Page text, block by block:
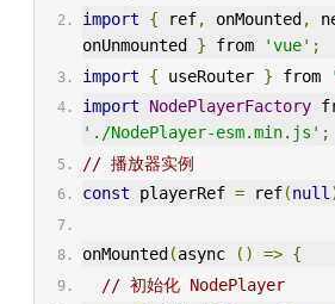
import
{ ref, onMounted ,
onUnmounted } from 'vue' ;
import
{ useRouter } from
import
NodePlayerFactory
'./NodePlayer-esm.min.js' ;
// 播放器实例
const playerRef = ref(null
onMounted (async () => {
// 初始化 NodePlayer